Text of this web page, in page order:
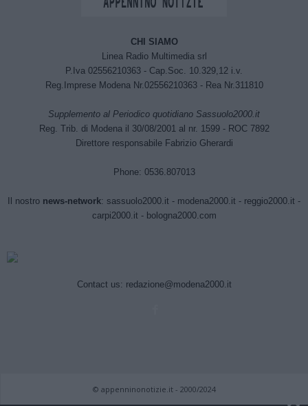
CHI SIAMO
Linea Radio Multimedia srl
P.Iva 02556210363 - Cap.Soc. 10.329,12 i.v.
Reg.Imprese Modena Nr.02556210363 - Rea Nr.311810
Supplemento al Periodico quotidiano Sassuolo2000.it
Reg. Trib. di Modena il 30/08/2001 al nr. 1599 - ROC 7892
Direttore responsabile Fabrizio Gherardi
Phone: 0536.807013
Il nostro news-network: sassuolo2000.it - modena2000.it - reggio2000.it -
carpi2000.it- bologna2000.com
Contact us: redazione@modena2000.it
© appenninonotizie.it - 2000/2024